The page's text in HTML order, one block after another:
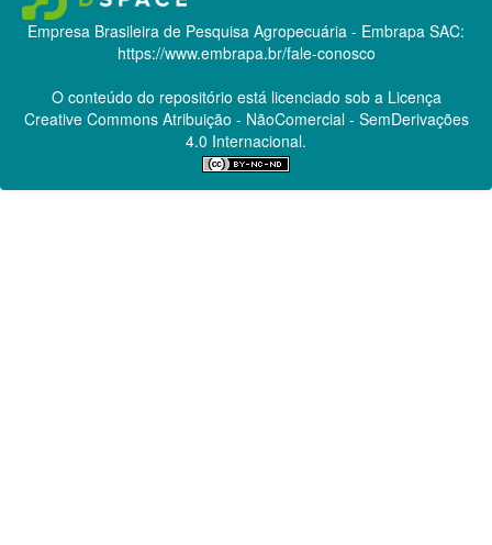
Empresa Brasileira de Pesquisa Agropecuária - Embrapa SAC:
https://www.embrapa.br/fale-conosco
O conteúdo do repositório está licenciado sob a Licença
Creative CommonsAtribuição - NãoComercial - SemDerivações
4.0 Internacional.